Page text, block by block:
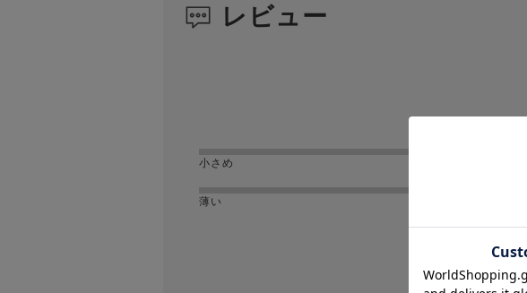
レビュー
小さめ
薄い